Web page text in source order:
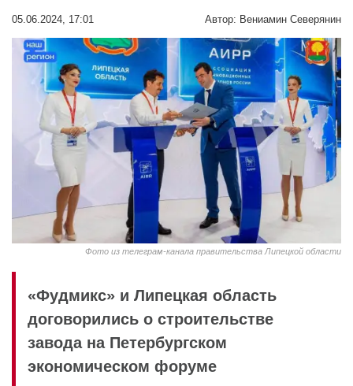
05.06.2024, 17:01 Автор: Вениамин Северянин
Фото из телеграм-канала правительства Липецкой области
«Фудмикс» и Липецкая область
договорились о строительстве
завода на Петербургском
экономическом форуме